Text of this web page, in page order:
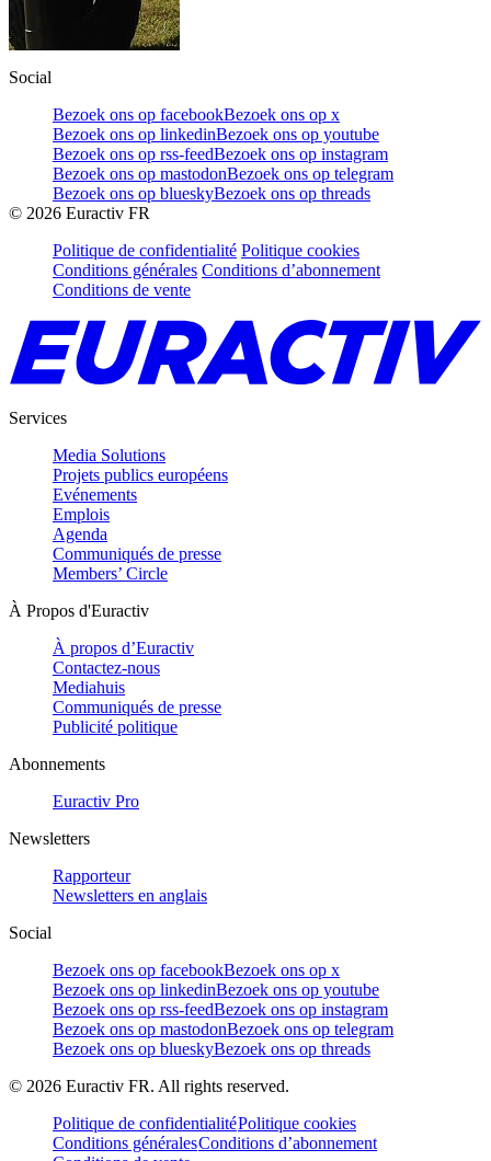
Social
Bezoek ons op facebookBezoek ons op x
Bezoek ons op linkedinBezoek ons op youtube
Bezoek ons op rss-feedBezoek ons op instagram
Bezoek ons op mastodonBezoek ons op telegram
Bezoek ons op blueskyBezoek ons op threads
© 2026 Euractiv FR
Politique de confidentialité Politique cookies
Conditions générales Conditions d’abonnement
Conditions de vente
Services
Media Solutions
Projets publics européens
Evénements
Emplois
Agenda
Communiqués de presse
Members’ Circle
À Propos d'Euractiv
À propos d’Euractiv
Contactez-nous
Mediahuis
Communiqués de presse
Publicité politique
Abonnements
Euractiv Pro
Newsletters
Rapporteur
Newsletters en anglais
Social
Bezoek ons op facebookBezoek ons op x
Bezoek ons op linkedinBezoek ons op youtube
Bezoek ons op rss-feedBezoek ons op instagram
Bezoek ons op mastodonBezoek ons op telegram
Bezoek ons op blueskyBezoek ons op threads
© 2026 Euractiv FR. All rights reserved.
Politique de confidentialitéPolitique cookies
Conditions généralesConditions d’abonnement